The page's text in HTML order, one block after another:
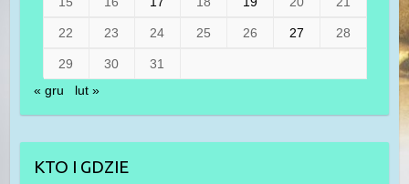
22 23 24 25 26 27 28
29 30
31
« gru
lut »
KTO I GDZIE